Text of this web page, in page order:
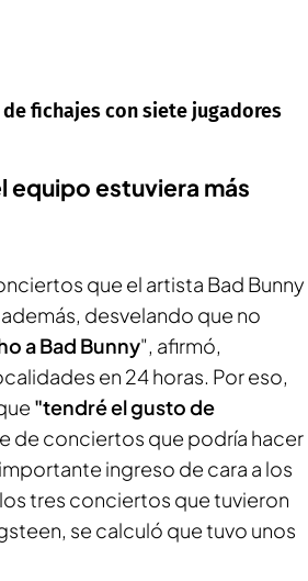
fichajes con siete jugadores
equipo estuviera más
que el artista Bad Bunny
desvelando que no
a Bad Bunny", afirmó,
en 24 horas. Por eso,
"tendré el gusto de
de conciertos que podría hacer
ingreso de cara a los
tres conciertos que tuvieron
se calculó que tuvo unos